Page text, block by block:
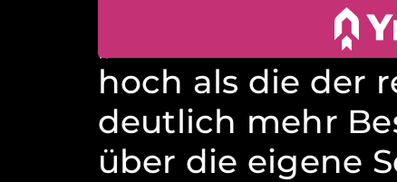
„Unsere
hoch als die der
deutlich mehr
über die eigene